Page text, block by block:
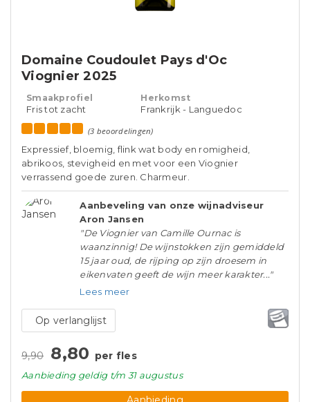
Domaine Coudoulet Pays d'Oc
Viognier 2025
Smaakprofiel
Fris tot zacht
Herkomst
Frankrijk - Languedoc
(3 beoordelingen)
Expressief, bloemig, flink wat body en romigheid,
abrikoos, stevigheid en met voor een Viognier
verrassend goede zuren. Charmeur.
Aanbeveling van onze wijnadviseur
Aron Jansen
"De Viognier van Camille Ournac is
waanzinnig! De wijnstokken zijn gemiddeld
15 jaar oud, de rijping op zijn droesem in
eikenvaten geeft de wijn meer karakter..."
Lees meer
Op verlanglijst
9,90 8,80 per fles
Aanbieding geldigt/m 31 augustus